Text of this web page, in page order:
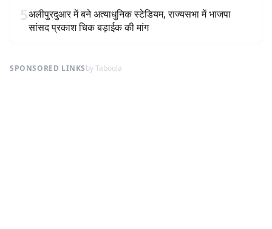
5अलीपुरदुआर में बने अत्याधुनिक स्टेडियम, राज्यसभा में भाजपा
सांसद प्रकाश चिक बड़ाईक की मांग
SPONSORED LINKSby Taboola